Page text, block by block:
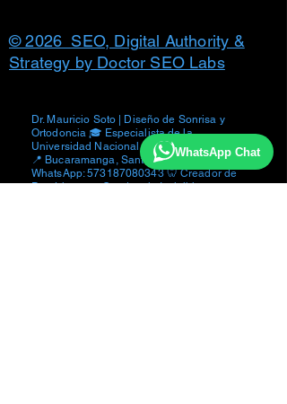
© 2026 SEO, Digital Authority &
Strategy by Doctor SEO Labs
Dr. Mauricio Soto | Diseño de Sonrisa y
Ortodoncia 🎓 Especialista de la
Universidad Nacional de Colombia (1998).
📍 Bucaramanga, Santander, Colombia. 📱
WhatsApp:573187080343🦷 Creador de
PuraLigners - Ortodoncia Invisible.
WhatsApp Chat